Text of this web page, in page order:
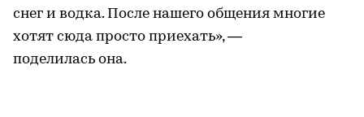
снег и водка. После нашего общения многие
хотят сюда просто приехать», —
поделилась она.